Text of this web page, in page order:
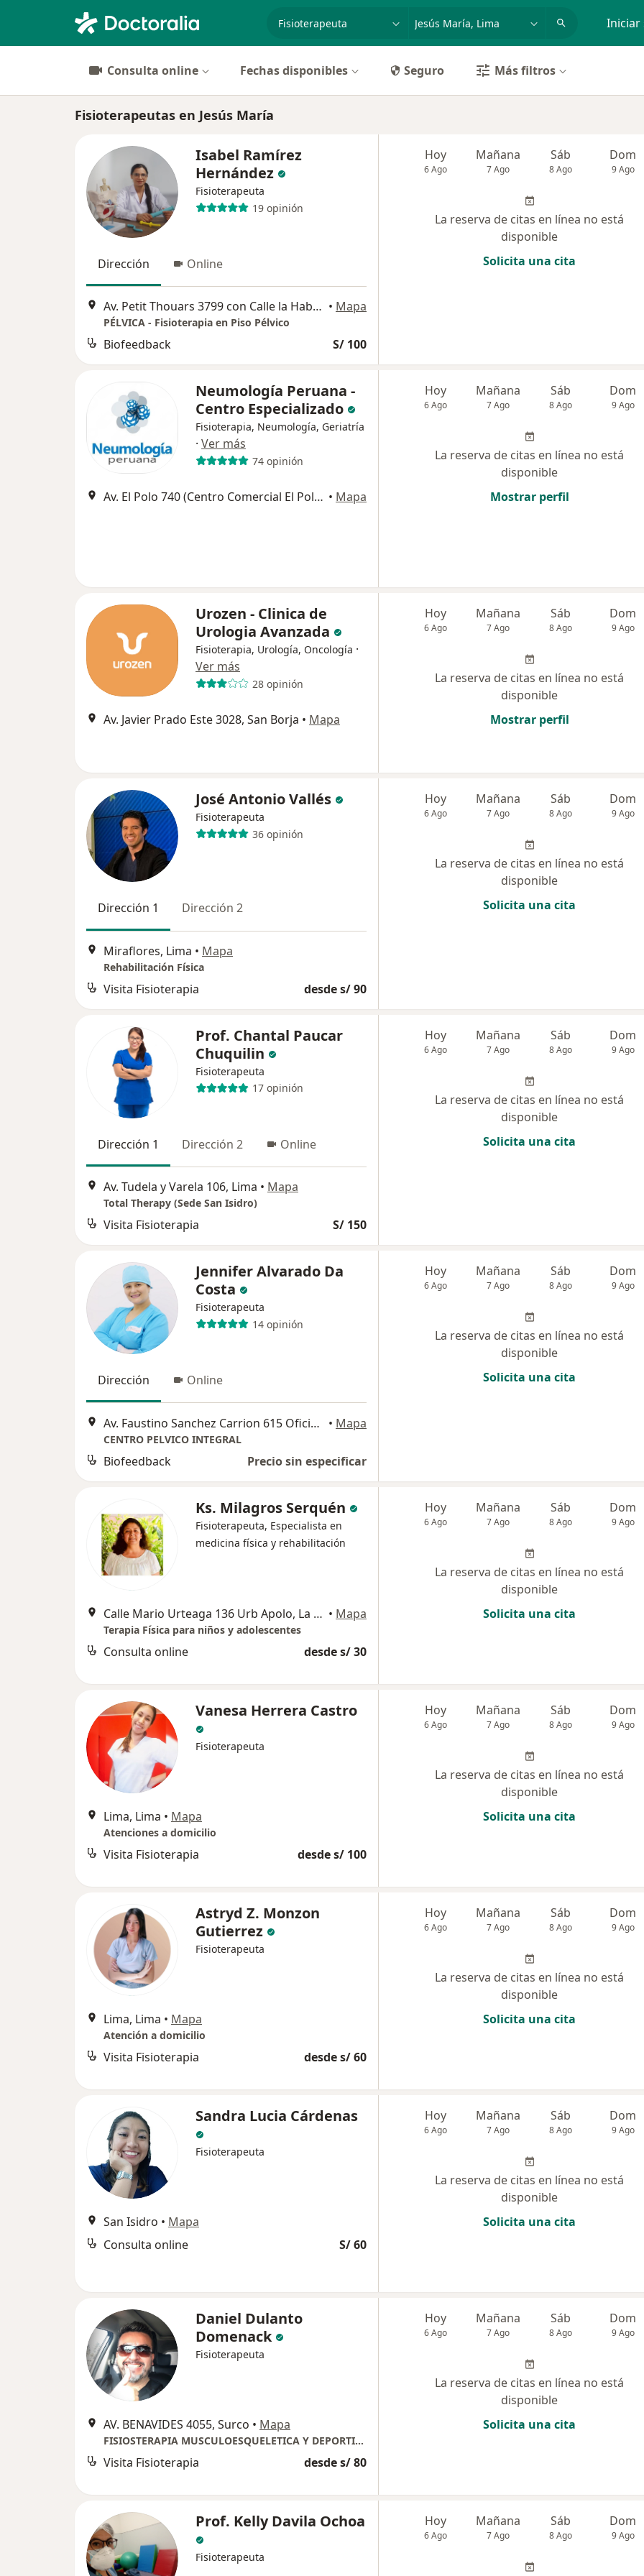
especialidad, enfermedad o nombre
p. ej. Lima Iniciar
Consulta online Fechas disponibles Seguro Más filtros
Fisioterapeutas en Jesús María
Isabel Ramírez
Hernández
Fisioterapeuta
19 opinión
Dirección Online
Av. Petit Thouars 3799 con Calle la Habana 245, San Isidro • Mapa
PÉLVICA - Fisioterapia en Piso Pélvico
Biofeedback S/ 100
Hoy
6 Ago
Mañana
7 Ago
Sáb
8 Ago
Dom
9 Ago
La reserva de citas en línea no está
disponible
Solicita una cita
Neumología Peruana -
Centro Especializado
Fisioterapia, Neumología, Geriatría
· Ver más
74 opinión
Av. El Polo 740 (Centro Comercial El Polo, Edificio C. Alt Embajada USA), Lima • Mapa
Hoy
6 Ago
Mañana
7 Ago
Sáb
8 Ago
Dom
9 Ago
La reserva de citas en línea no está
disponible
Mostrar perfil
Urozen - Clinica de
Urologia Avanzada
Fisioterapia, Urología, Oncología ·
Ver más
28 opinión
Av. Javier Prado Este 3028, San Borja • Mapa
Hoy
6 Ago
Mañana
7 Ago
Sáb
8 Ago
Dom
9 Ago
La reserva de citas en línea no está
disponible
Mostrar perfil
José Antonio Vallés
Fisioterapeuta
36 opinión
Dirección 1 Dirección 2
Miraflores, Lima • Mapa
Rehabilitación Física
Visita Fisioterapia desde s/ 90
Hoy
6 Ago
Mañana
7 Ago
Sáb
8 Ago
Dom
9 Ago
La reserva de citas en línea no está
disponible
Solicita una cita
Prof. Chantal Paucar
Chuquilin
Fisioterapeuta
17 opinión
Dirección 1 Dirección 2 Online
Av. Tudela y Varela 106, Lima • Mapa
Total Therapy (Sede San Isidro)
Visita Fisioterapia S/ 150
Hoy
6 Ago
Mañana
7 Ago
Sáb
8 Ago
Dom
9 Ago
La reserva de citas en línea no está
disponible
Solicita una cita
Jennifer Alvarado Da
Costa
Fisioterapeuta
14 opinión
Dirección Online
Av. Faustino Sanchez Carrion 615 Oficina 1309, Jesús María • Mapa
CENTRO PELVICO INTEGRAL
Biofeedback Precio sin especificar
Hoy
6 Ago
Mañana
7 Ago
Sáb
8 Ago
Dom
9 Ago
La reserva de citas en línea no está
disponible
Solicita una cita
Ks. Milagros Serquén
Fisioterapeuta, Especialista en
medicina física y rehabilitación
Calle Mario Urteaga 136 Urb Apolo, La Victoria • Mapa
Terapia Física para niños y adolescentes
Consulta online desde s/ 30
Hoy
6 Ago
Mañana
7 Ago
Sáb
8 Ago
Dom
9 Ago
La reserva de citas en línea no está
disponible
Solicita una cita
Vanesa Herrera Castro
Fisioterapeuta
Lima, Lima • Mapa
Atenciones a domicilio
Visita Fisioterapia desde s/ 100
Hoy
6 Ago
Mañana
7 Ago
Sáb
8 Ago
Dom
9 Ago
La reserva de citas en línea no está
disponible
Solicita una cita
Astryd Z. Monzon
Gutierrez
Fisioterapeuta
Lima, Lima • Mapa
Atención a domicilio
Visita Fisioterapia desde s/ 60
Hoy
6 Ago
Mañana
7 Ago
Sáb
8 Ago
Dom
9 Ago
La reserva de citas en línea no está
disponible
Solicita una cita
Sandra Lucia Cárdenas
Fisioterapeuta
San Isidro • Mapa
Consulta online
S/ 60
Hoy
6 Ago
Mañana
7 Ago
Sáb
8 Ago
Dom
9 Ago
La reserva de citas en línea no está
disponible
Solicita una cita
Daniel Dulanto
Domenack
Fisioterapeuta
AV. BENAVIDES 4055, Surco • Mapa
FISIOSTERAPIA MUSCULOESQUELETICA Y DEPORTIVA
Visita Fisioterapia desde s/ 80
Hoy
6 Ago
Mañana
7 Ago
Sáb
8 Ago
Dom
9 Ago
La reserva de citas en línea no está
disponible
Solicita una cita
Prof. Kelly Davila Ochoa
Fisioterapeuta
Hoy
6 Ago
Mañana
7 Ago
Sáb
8 Ago
Dom
9 Ago